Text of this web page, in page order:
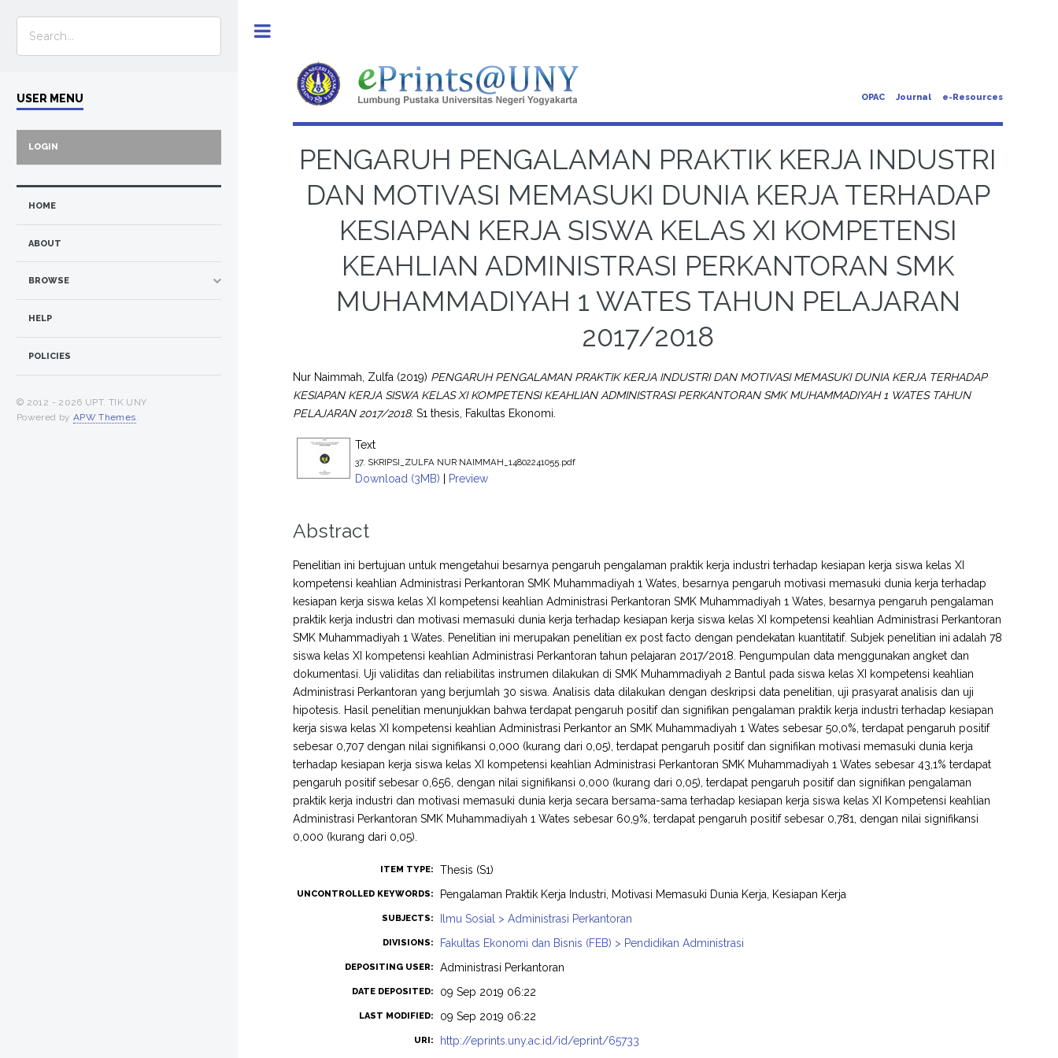
OPAC Journal e-Resources
PENGARUH PENGALAMAN PRAKTIK KERJA INDUSTRI
DAN MOTIVASI MEMASUKI DUNIA KERJA TERHADAP
KESIAPAN KERJA SISWA KELAS XI KOMPETENSI
KEAHLIAN ADMINISTRASI PERKANTORAN SMK
MUHAMMADIYAH 1 WATES TAHUN PELAJARAN
2017/2018
Nur Naimmah, Zulfa (2019) PENGARUH PENGALAMAN PRAKTIK KERJA INDUSTRI DAN MOTIVASI MEMASUKI DUNIA KERJA TERHADAP
KESIAPAN KERJA SISWA KELAS XI KOMPETENSI KEAHLIAN ADMINISTRASI PERKANTORAN SMK MUHAMMADIYAH 1 WATES TAHUN
PELAJARAN 2017/2018. S1 thesis, Fakultas Ekonomi.
Text
37. SKRIPSI_ZULFA NUR NAIMMAH_14802241055.pdf
Download (3MB) | Preview
Abstract
Penelitian ini bertujuan untuk mengetahui besarnya pengaruh pengalaman praktik kerja industri terhadap kesiapan kerja siswa kelas XI
kompetensi keahlian Administrasi Perkantoran SMK Muhammadiyah 1 Wates, besarnya pengaruh motivasi memasuki dunia kerja terhadap
kesiapan kerja siswa kelas XI kompetensi keahlian Administrasi Perkantoran SMK Muhammadiyah 1 Wates, besarnya pengaruh pengalaman
praktik kerja industri dan motivasi memasuki dunia kerja terhadap kesiapan kerja siswa kelas XI kompetensi keahlian Administrasi Perkantoran
SMK Muhammadiyah 1 Wates. Penelitian ini merupakan penelitian ex post facto dengan pendekatan kuantitatif. Subjek penelitian ini adalah 78
siswa kelas XI kompetensi keahlian Administrasi Perkantoran tahun pelajaran 2017/2018. Pengumpulan data menggunakan angket dan
dokumentasi. Uji validitas dan reliabilitas instrumen dilakukan di SMK Muhammadiyah 2 Bantul pada siswa kelas XI kompetensi keahlian
Administrasi Perkantoran yang berjumlah 30 siswa. Analisis data dilakukan dengan deskripsi data penelitian, uji prasyarat analisis dan uji
hipotesis. Hasil penelitian menunjukkan bahwa terdapat pengaruh positif dan signifikan pengalaman praktik kerja industri terhadap kesiapan
kerja siswa kelas XI kompetensi keahlian Administrasi Perkantor an SMK Muhammadiyah 1 Wates sebesar 50,0%, terdapat pengaruh positif
sebesar 0,707 dengan nilai signifikansi 0,000 (kurang dari 0,05), terdapat pengaruh positif dan signifikan motivasi memasuki dunia kerja
terhadap kesiapan kerja siswa kelas XI kompetensi keahlian Administrasi Perkantoran SMK Muhammadiyah 1 Wates sebesar 43,1% terdapat
pengaruh positif sebesar 0,656, dengan nilai signifikansi 0,000 (kurang dari 0,05), terdapat pengaruh positif dan signifikan pengalaman
praktik kerja industri dan motivasi memasuki dunia kerja secara bersama-sama terhadap kesiapan kerja siswa kelas XI Kompetensi keahlian
Administrasi Perkantoran SMK Muhammadiyah 1 Wates sebesar 60,9%, terdapat pengaruh positif sebesar 0,781, dengan nilai signifikansi
0,000 (kurang dari 0,05).
ITEM TYPE: Thesis (S1)
UNCONTROLLED KEYWORDS: Pengalaman Praktik Kerja Industri, Motivasi Memasuki Dunia Kerja, Kesiapan Kerja
SUBJECTS: Ilmu Sosial > Administrasi Perkantoran
DIVISIONS: Fakultas Ekonomi dan Bisnis (FEB) > Pendidikan Administrasi
DEPOSITING USER: Administrasi Perkantoran
DATE DEPOSITED: 09 Sep 2019 06:22
LAST MODIFIED: 09 Sep 2019 06:22
URI: http://eprints.uny.ac.id/id/eprint/65733
USER MENU
LOGIN
HOME
ABOUT
BROWSE
HELP
POLICIES
© 2012 - 2026 UPT. TIK UNY
Powered by APW Themes